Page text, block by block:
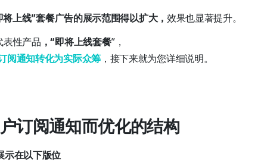
将上线”套餐广告的展示范围得以扩大， 效果也显著提升。
表性产品 ，“即将上线套餐”，
阅通知转化为实际众筹，接下来就为您详细说明。
订阅通知而优化的结构
示在以下版位